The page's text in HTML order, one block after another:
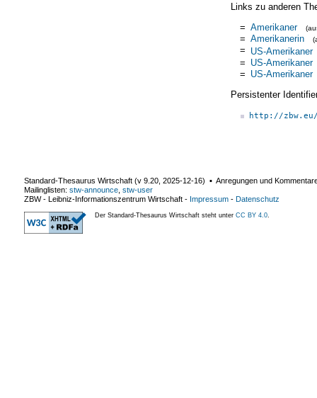
Links zu anderen
= Amerikaner
= Amerikanerin
= US-Amerikaner
= US-Amerikaner
= US-Amerikaner
Persistenter
http://
Standard-Thesaurus Wirtschaft (v 9.20 2025-12-16) ▪ Anregungen und
Mailinglisten: stw-announce stw-user
ZBW - Leibniz-Informationszentrum Wirtschaft - Impressum - Datenschutz
Der Standard-Thesaurus Wirtschaft steht unter CC BY 4.0